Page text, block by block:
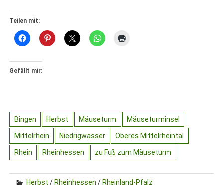
Teilen mit:
Gefällt mir:
Bingen Herbst Mäuseturm Mäuseturminsel
Mittelrhein Niedrigwasser Oberes Mittelrheintal
Rhein Rheinhessen zu Fuß zum Mäuseturm
Herbst / Rheinhessen / Rheinland-Pfalz